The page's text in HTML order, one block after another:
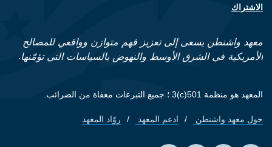
الاشتراك
معهد واشنطن يسعى إلى تعزيز فهم متوازن وواقعي للمصالح
الأمريكية في الشرق الأوسط والنهوض بالسياسات التي تؤمّنها.
المعهد هو منظمة 501(c)3 ؛ جميع التبرعات معفاة من الضرائب.
Footer quick links
حول معهد واشنطن ادعم المعهد روّاد المعهد